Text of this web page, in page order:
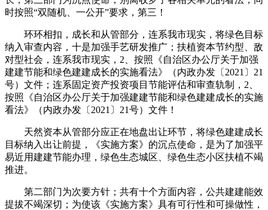
时按照“双随机、一公开”要求，第三！
环环相扣，成长和从管部分，连系我市现实，将绿色目标
纳入审查内容，十是加强手艺研发推广；扶植资本节约型、敌
对型社会，连系我市现实，2、按照《自治区办公厅关于加强
建建节能和绿色建建成长的实施看法》（内政办发〔2021〕21
号）文件；连系固定资产投资项目节能评估和审查轨制，2、
按照《自治区办公厅关于加强建建节能和绿色建建成长的实施
看法》（内政办发〔2021〕21号）文件！
天然资本从管部分应正在地盘出让环节，将绿色建建成长
目标纳入出让前提，《实施方案》的沉点使命，是为了加强平
易近用建建节能办理，绿色生态城区、绿色生态小区扶植不竭
推进。
第二部门为次要方针；共有十个方面内容，公共建建能效
提拔不竭深切；为使该《实施方案》具有可行性和可操做性，